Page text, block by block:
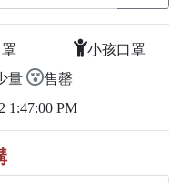
小孩口罩
量
售罄
1:47:00 PM